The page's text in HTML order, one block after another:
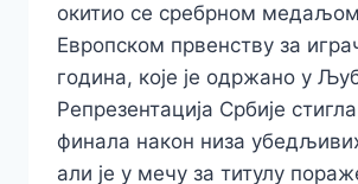
окитио се сребрном
Европском првенству за
година, које је одржано у
Репрезентација Србије
финала након низа
али је у мечу за титулу